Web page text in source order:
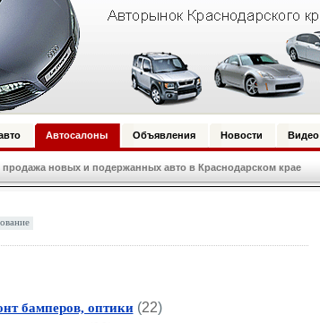
Автосалоны Объявления Новости Видео
новых и подержанных авто в Краснодарском крае
бамперов, оптики(22)